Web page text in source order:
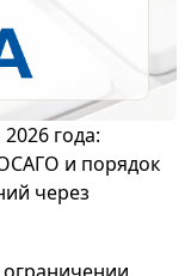
года:
и порядок
через